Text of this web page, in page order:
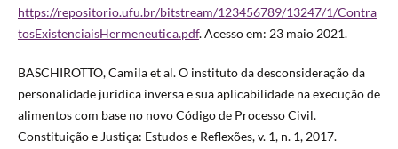
https://repositorio.ufu.br/bitstream/123456789/13247/1/Contra
tosExistenciaisHermeneutica.pdf. Acesso em: 23 maio 2021.
BASCHIROTTO, Camila et al. O instituto da desconsideração da
personalidade jurídica inversa e sua aplicabilidade na execução de
alimentos com base no novo Código de Processo Civil.
Constituição e Justiça: Estudos e Reflexões, v. 1, n. 1, 2017.